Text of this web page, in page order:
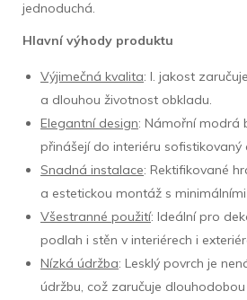
jednoduchá.
Hlavní výhody produktu
Výjimečná kvalita: I. jakost
a dlouhou životnost obkladu.
Elegantní design: Námořní modrá
přinášejí do interiéru sofistikovaný
Snadná instalace: Rektifikované
a estetickou montáž s
Všestranné použití: Ideální pro
podlah i stěn v interiérech i
Nízká údržba: Lesklý povrch je
údržbu, což zaručuje